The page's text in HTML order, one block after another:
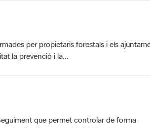
per propietaris forestals i els
la prevenció i la...
que permet controlar de forma